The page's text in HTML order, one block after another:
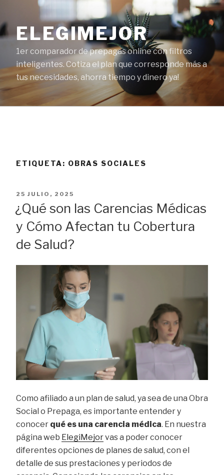
contenido
ELEGIMEJOR
1er comparador de prepagas online con filtros
inteligentes. Cotiza el plan que corresponde más a
tus necesidades, ahorra tiempo y dinero ya!
ETIQUETA: OBRAS SOCIALES
PUBLICADO
EL
25 JULIO, 2025
¿Qué son las Carencias Médicas
y Cómo Afectan tu Cobertura
de Salud?
Como afiliado a un plan de salud, ya sea de una Obra
Social o Prepaga, es importante entender y
conocer qué es una carencia médica. En nuestra
página web ElegiMejorvas a poder conocer
diferentes opciones de planes de salud, con el
detalle de sus prestaciones y periodos de